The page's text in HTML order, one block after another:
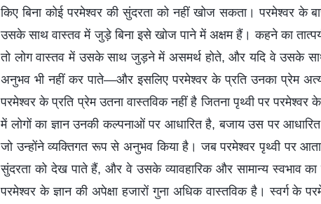
किए बिना कोई परमेश्वर की सुंदरता को नहीं खोज सकता। परमेश्वर के
उसके साथ वास्तव में जुड़े बिना इसे खोज पाने में अक्षम हैं। कहने का
तो लोग वास्तव में उसके साथ जुड़ने में असमर्थ होते, और यदि वे उसके
अनुभव भी नहीं कर पाते—और इसलिए परमेश्वर के प्रति उनका प्रेम
परमेश्वर के प्रति प्रेम उतना वास्तविक नहीं है जितना पृथ्वी पर परमेश्वर
में लोगों का ज्ञान उनकी कल्पनाओं पर आधारित है, बजाय उस पर
जो उन्होंने व्यक्तिगत रूप से अनुभव किया है। जब परमेश्वर पृथ्वी पर
सुंदरता को देख पाते हैं, और वे उसके व्यावहारिक और सामान्य स्वभाव
परमेश्वर के ज्ञान की अपेक्षा हजारों गुना अधिक वास्तविक है। स्वर्ग के